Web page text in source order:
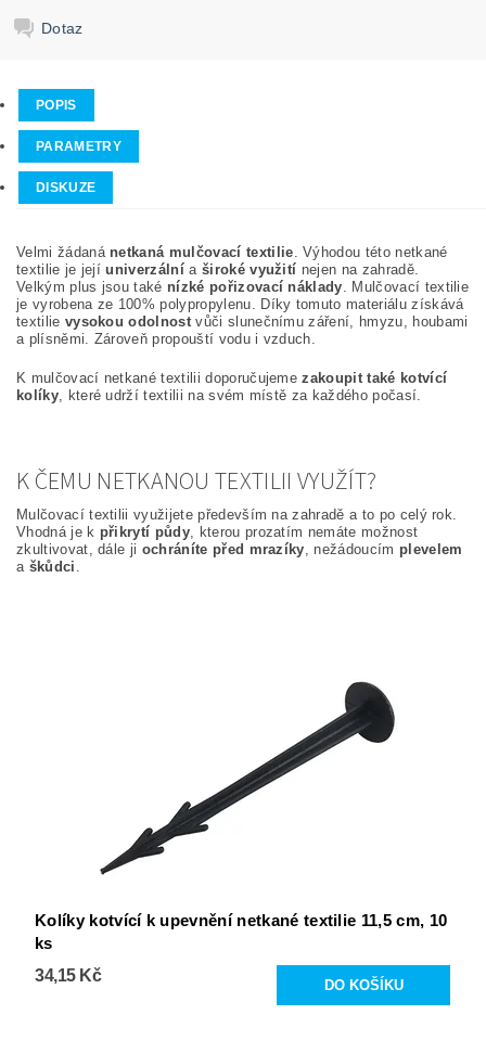
Dotaz
POPIS
PARAMETRY
DISKUZE
Velmi žádaná netkaná mulčovací textilie. Výhodou této netkané
textilie je jejíuniverzálnía široké využití nejen na zahradě.
Velkým plus jsou také nízké pořizovací náklady. Mulčovací textilie
je vyrobena ze 100% polypropylenu. Díky tomuto materiálu získává
textilie vysokou odolnostvůči slunečnímu záření, hmyzu, houbami
a plísněmi. Zároveň propouští vodu i vzduch.
K mulčovací netkané textilii doporučujemezakoupit také kotvící
kolíky, které udrží textilii na svém místě za každého počasí.
K ČEMU NETKANOU TEXTILII VYUŽÍT?
Mulčovací textilii využijete především na zahradě a to po celý rok.
Vhodná je k přikrytí půdy, kterou prozatím nemáte možnost
zkultivovat, dále ji ochráníte před mrazíky, nežádoucím plevelem
a škůdci .
Kolíky kotvící k upevnění netkané textilie 11,5 cm, 10
ks
34,15 Kč